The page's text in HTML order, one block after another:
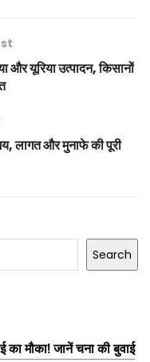
और यूरिया उत्पादन, किसानों
और मुनाफे की पूरी
Search
मौका! जानें चना की बुवाई